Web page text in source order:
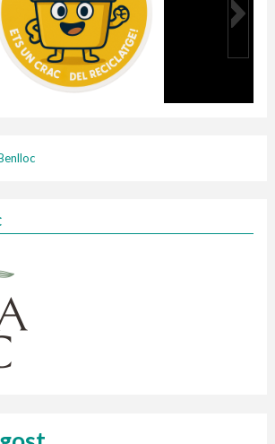
intel·ligents
Unió Europea – NextGenerationEU